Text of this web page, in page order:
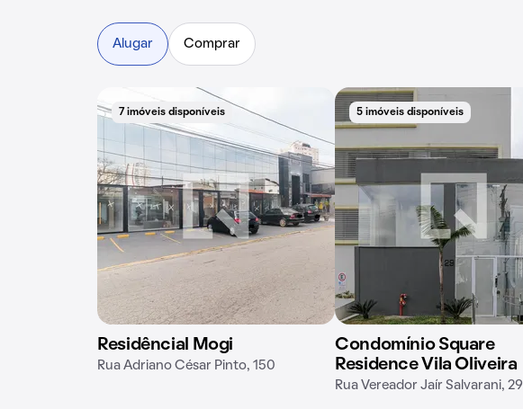
Alugar Comprar
7 imóveis disponíveis
Residêncial Mogi
Rua Adriano César Pinto, 150
5 imóveis disponíveis
Condomínio Square
Residence Vila Oliveira
Rua Vereador Jaír Salvarani, 29